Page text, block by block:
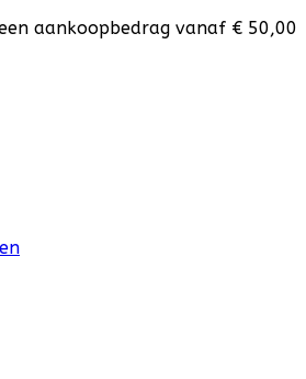
aankoopbedrag vanaf € 50,00